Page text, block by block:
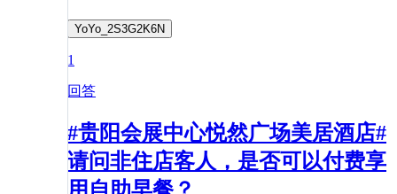
YoYo_2S3G2K6N
1
回答
#贵阳会展中心悦然广场美居酒店#
请问非住店客人，是否可以付费享
用自助早餐？